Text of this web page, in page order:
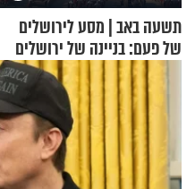
תשעה באב | מסע לירושלים
של פעם: בניינה של ירושלים